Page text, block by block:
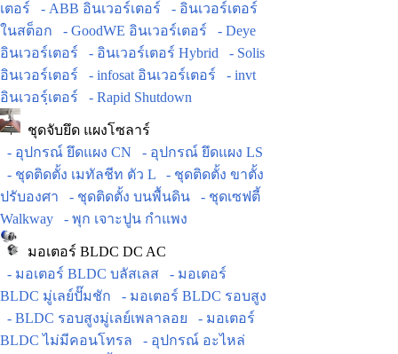
เตอร์
- ABB อินเวอร์เตอร์
- อินเวอร์เตอร์
ในสต็อก
- GoodWE อินเวอร์เตอร์
- Deye
อินเวอร์เตอร์
- อินเวอร์เตอร์ Hybrid
- Solis
อินเวอร์เตอร์
- infosat อินเวอร์เตอร์
- invt
อินเวอร์ฺเตอร์
- Rapid Shutdown
ชุดจับยึด แผงโซลาร์
- อุปกรณ์ ยึดแผง CN
- อุปกรณ์ ยึดแผง LS
- ชุดติดตั้ง เมทัลชีท ตัว L
- ชุดติดตั้ง ขาตั้ง
ปรับองศา
- ชุดติดตั้ง บนพื้นดิน
- ชุดเซฟตี้
Walkway
- พุก เจาะปูน กำแพง
มอเตอร์ BLDC DC AC
- มอเตอร์ BLDC บลัสเลส
- มอเตอร์
BLDC มู่เลย์ปั๊มชัก
- มอเตอร์ BLDC รอบสูง
- BLDC รอบสูงมู่เลย์เพลาลอย
- มอเตอร์
BLDC ไม่มีคอนโทรล
- อุปกรณ์ อะไหล่